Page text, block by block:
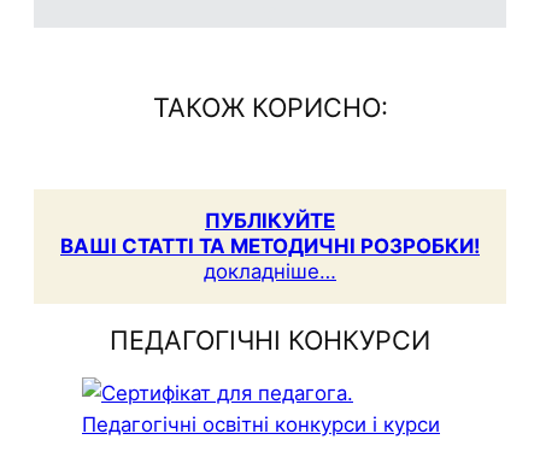
ТАКОЖ КОРИСНО:
ПУБЛІКУЙТЕ
ВАШІ СТАТТІ ТА МЕТОДИЧНІ РОЗРОБКИ!
докладніше…
ПЕДАГОГІЧНІ КОНКУРСИ